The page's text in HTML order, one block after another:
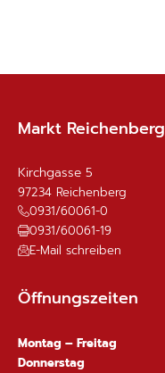
Markt Reichenberg
Kirchgasse 5
97234 Reichenberg
0931/60061-0
0931/60061-19
E-Mail schreiben
Öffnungszeiten
Montag – Freitag
Donnerstag